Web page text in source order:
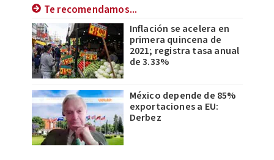
Te recomendamos...
Inflación se acelera en
primera quincena de
2021; registra tasa anual
de 3.33%
México depende de 85%
exportaciones a EU:
Derbez